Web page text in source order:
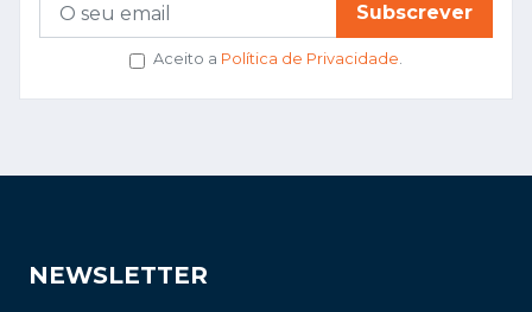
Subscrever
Aceito a Política de Privacidade.
NEWSLETTER